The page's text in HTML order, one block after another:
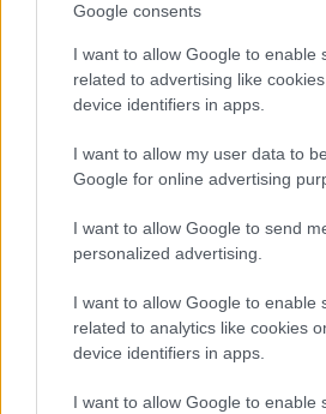
Google consents
I want to allow Google to enable
related to advertising like
device identifiers in apps.
I want to allow my user data to
Google for online advertising
I want to allow Google to send
personalized advertising.
I want to allow Google to enable
related to analytics like cookies
device identifiers in apps.
I want to allow Google to enable
equipajes en Madrid,
aeropuertos
Huelga de Groundforce en 12
ECONOMÍA